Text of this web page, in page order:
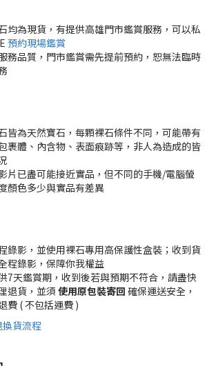
均為現貨，有提供高雄門市鑑賞服務，可以私
預約現場鑑賞
務品質，門市鑑賞需先提前預約，恕無法臨時
皆為天然寶石，每顆裸石條件不同，可能帶有
裹體、內含物、表面痕跡等，非人為造成的皆
片已盡可能接近實品，但不同的手機/電腦螢
顏色多少與實品有差異
錄影，並使用裸石專用高保護性盒裝；收到貨
程錄影，保障你我權益
7天鑑賞期，收到後若與預期不符合，請盡快
退貨，並須 使用原包裝寄回 確保運送安全，
費 ( 不包括運費 )
貨流程